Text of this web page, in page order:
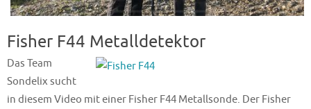
Fisher F44 Metalldetektor
Das Team
Sondelix sucht
in diesem Video mit einer Fisher F44 Metallsonde. Der Fisher